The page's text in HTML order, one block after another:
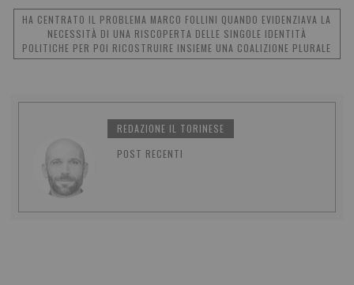
HA CENTRATO IL PROBLEMA MARCO FOLLINI QUANDO EVIDENZIAVA LA
NECESSITÀ DI UNA RISCOPERTA DELLE SINGOLE IDENTITÀ
POLITICHE PER POI RICOSTRUIRE INSIEME UNA COALIZIONE PLURALE
REDAZIONE IL TORINESE
POST RECENTI